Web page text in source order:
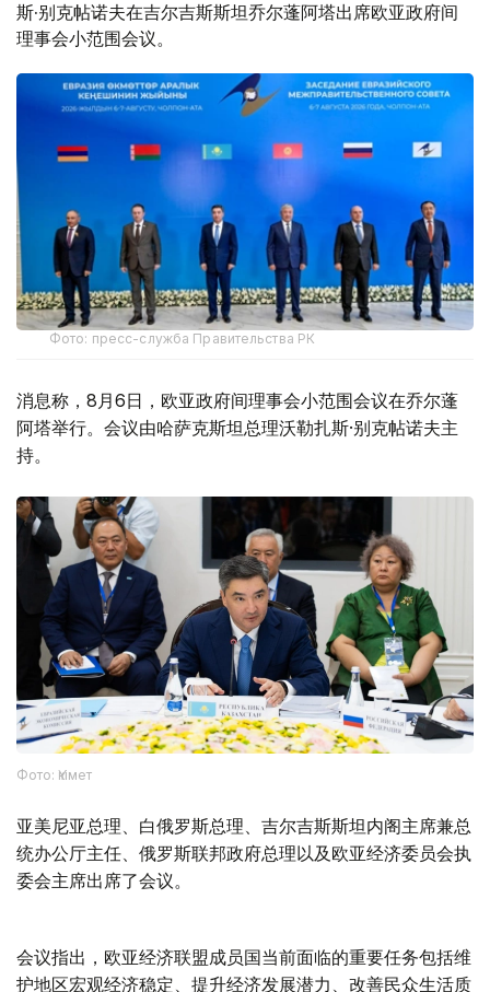
斯·别克帖诺夫在吉尔吉斯斯坦乔尔蓬阿塔出席欧亚政府间
理事会小范围会议。
Фото: пресс-служба Правительства РК
消息称，8月6日，欧亚政府间理事会小范围会议在乔尔蓬
阿塔举行。会议由哈萨克斯坦总理沃勒扎斯·别克帖诺夫主
持。
Фото: Үкімет
亚美尼亚总理、白俄罗斯总理、吉尔吉斯斯坦内阁主席兼总
统办公厅主任、俄罗斯联邦政府总理以及欧亚经济委员会执
委会主席出席了会议。
会议指出，欧亚经济联盟成员国当前面临的重要任务包括维
护地区宏观经济稳定、提升经济发展潜力、改善民众生活质